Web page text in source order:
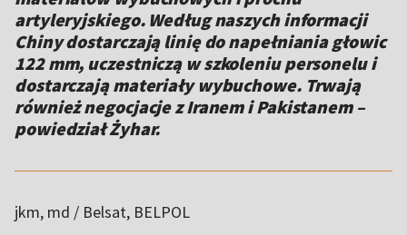
artyleryjskiego. Według naszych informacji
Chiny dostarczają linię do napełniania głowic
122 mm, uczestniczą w szkoleniu personelu i
dostarczają materiały wybuchowe. Trwają
również negocjacje z Iranem i Pakistanem –
powiedział Żyhar.
jkm, md / Belsat, BELPOL